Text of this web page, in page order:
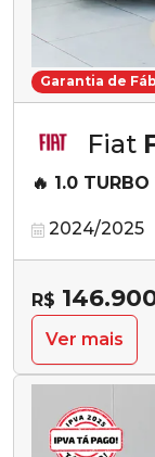
Garantia de
Fiat
🔥 1.0
2024/2025
R$
Ver mais